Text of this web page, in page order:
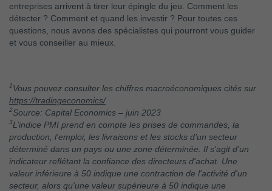
entreprises arrivent à tirer leur épingle du jeu. Comment les
détecter ? Comment et quand les investir ? Pour toutes ces
questions, nous avons des spécialistes qui pourront vous guider
et vous conseiller au mieux.
1 Vous pouvez consulter les chiffres macroéconomiques cités sur
https://tradingeconomics/
2Source: Capital Economics – juin 2023
3L’indice PMI prend en compte les prises de commandes, la
production, l'emploi, les livraisons et les stocks d’un secteur
déterminé dans un pays ou une zone déterminée. Il s'agit d'un
indicateur reflétant la confiance des directeurs d'achat. Une
valeur inférieure à 50 indique une contraction de l'activité d'un
secteur, alors qu'une valeur supérieure à 50 indique une